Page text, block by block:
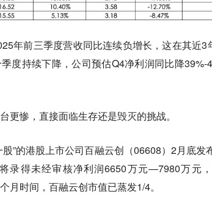
年前三季度营收同比连续负增长，这在其近
度持续下降，公司预估Q4净利润同比降
更惨，直接面临生存还是毁灭的挑战。
”的港股上市公司百融云创（06608）2月底
录得未经审核净利润6650万元—7980万元
月时间，百融云创市值已蒸发1/4。